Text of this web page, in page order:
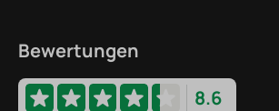
Bewertungen
8.6